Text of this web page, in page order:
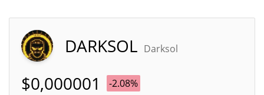
DARKSOL Darksol
$0,000001 -2.08%